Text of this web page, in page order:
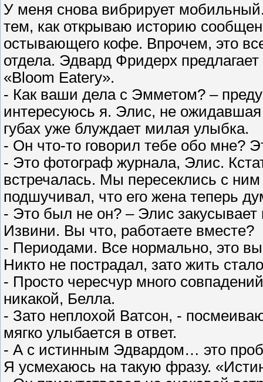
У меня снова вибрирует
тем, как открываю историю
остывающего кофе. Впрочем, это
отдела. Эдвард Фридерх
«Bloom Eatery».
- Как ваши дела с Эмметом? –
интересуюсь я. Элис, не ожидавшая
губах уже блуждает милая улыбка.
- Он что-то говорил тебе обо мне?
- Это фотограф журнала, Элис.
встречалась. Мы пересеклись с
подшучивал, что его жена теперь
- Это был не он? – Элис
Извини. Вы что, работаете вместе?
- Периодами. Все нормально, это
Никто не пострадал, зато жить
- Просто чересчур много
никакой, Белла.
- Зато неплохой Ватсон, -
мягко улыбается в ответ.
- А с истинным Эдвардом… это
Я усмехаюсь на такую фразу.